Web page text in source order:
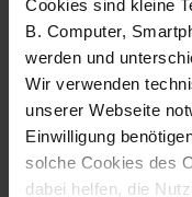
Cookies sind kleine
B. Computer,
werden und
Wir verwenden
unserer Webseite
Einwilligung
solche Cookies des
dabei helfen, die
Fotografo:
Sternbach
Download